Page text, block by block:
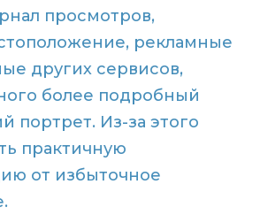
просмотров,
рекламные
других сервисов,
более подробный
портрет. Из-за этого
практичную
от избыточное